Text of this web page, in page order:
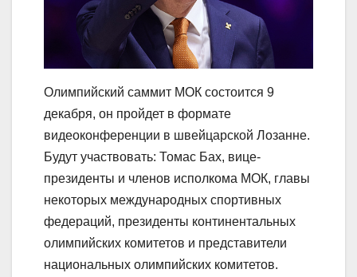
Олимпийский саммит МОК состоится 9
декабря, он пройдет в формате
видеоконференции в швейцарской Лозанне.
Будут участвовать: Томас Бах, вице-
президенты и членов исполкома МОК, главы
некоторых международных спортивных
федераций, президенты континентальных
олимпийских комитетов и представители
национальных олимпийских комитетов.